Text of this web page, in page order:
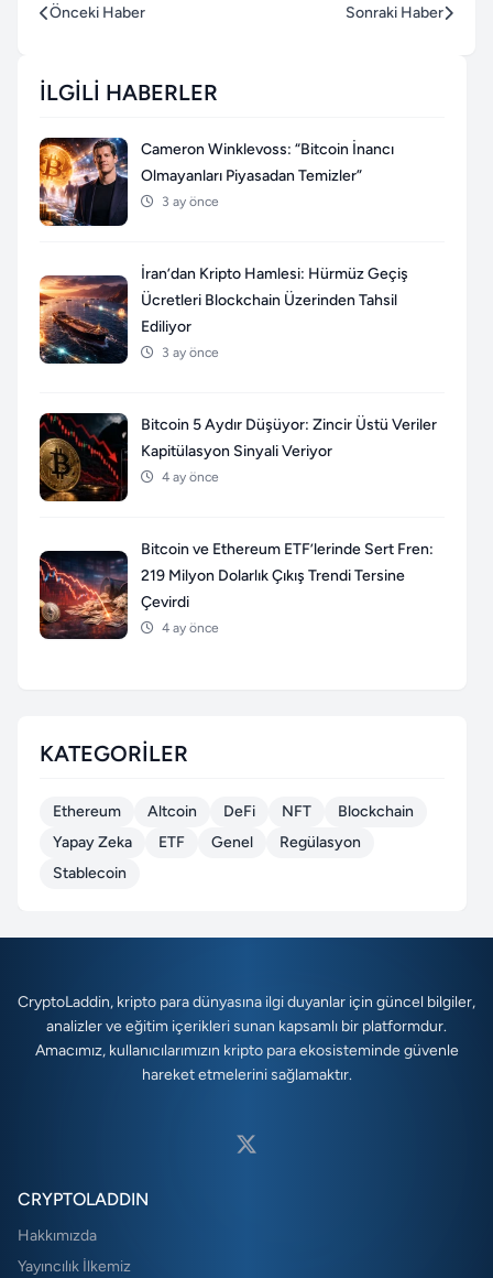
Önceki Haber Sonraki Haber
İLGILI HABERLER
Cameron Winklevoss: “Bitcoin İnancı
Olmayanları Piyasadan Temizler”
3 ay önce
İran’dan Kripto Hamlesi: Hürmüz Geçiş
Ücretleri Blockchain Üzerinden Tahsil
Ediliyor
3 ay önce
Bitcoin 5 Aydır Düşüyor: Zincir Üstü Veriler
Kapitülasyon Sinyali Veriyor
4 ay önce
Bitcoin ve Ethereum ETF’lerinde Sert Fren:
219 Milyon Dolarlık Çıkış Trendi Tersine
Çevirdi
4 ay önce
KATEGORILER
Ethereum Altcoin DeFi NFT
Blockchain
Yapay Zeka
ETF Genel
Regülasyon
Stablecoin
CryptoLaddin, kripto para dünyasına ilgi duyanlar için güncel bilgiler,
analizler ve eğitim içerikleri sunan kapsamlı bir platformdur.
Amacımız, kullanıcılarımızın kripto para ekosisteminde güvenle
hareket etmelerini sağlamaktır.
CRYPTOLADDIN
Hakkımızda
Yayıncılık İlkemiz